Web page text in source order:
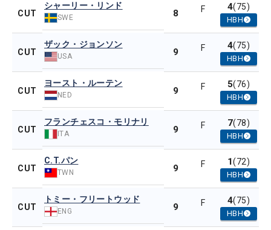
CUT
シャーリー・リンド
SWE 8 F 4(75)
HBH
CUT
ザック・ジョンソン
USA 9 F 4(75)
HBH
CUT
ヨースト・ルーテン
NED 9 F 5(76)
HBH
CUT
フランチェスコ・モリナリ
ITA 9 F 7(78)
HBH
CUT
C.T.パン
TWN 9 F 1(72)
HBH
CUT
トミー・フリートウッド
ENG 9 F 4(75)
HBH